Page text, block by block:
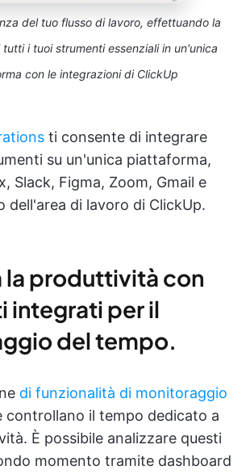
del tuo flusso di lavoro, effettuando la
i tuoi strumenti essenziali in un'unica
con le integrazioni di ClickUp
ti consente di integrare
su un'unica piattaforma,
Slack, Figma, Zoom, Gmail e
dell'area di lavoro di ClickUp.
la produttività con
integrati per il
del tempo.
di funzionalità di monitoraggio
controllano il tempo dedicato a
È possibile analizzare questi
momento tramite dashboard